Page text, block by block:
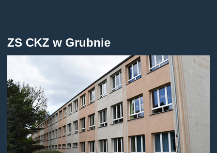
ZS CKZ w Grubnie